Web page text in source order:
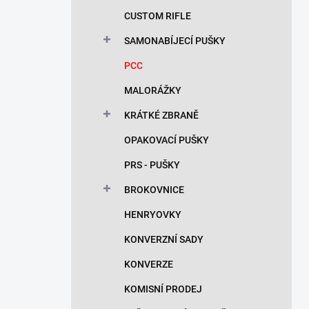
CUSTOM RIFLE
SAMONABÍJECÍ PUŠKY
PCC
MALORÁŽKY
KRÁTKÉ ZBRANĚ
OPAKOVACÍ PUŠKY
PRS - PUŠKY
BROKOVNICE
HENRYOVKY
KONVERZNÍ SADY
KONVERZE
KOMISNÍ PRODEJ